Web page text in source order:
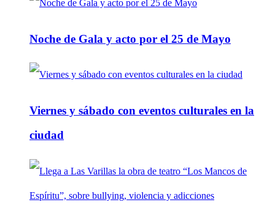
Noche de Gala y acto por el 25 de Mayo
Viernes y sábado con eventos culturales en la
ciudad